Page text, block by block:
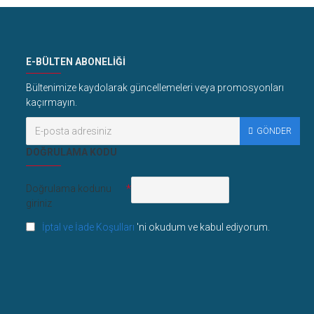
E-BÜLTEN ABONELIĞI
Bültenimize kaydolarak güncellemeleri veya promosyonları
kaçırmayın.
GÖNDER
DOĞRULAMA KODU
Doğrulama kodunu
giriniz
İptal ve İade Koşulları 'ni okudum ve kabul ediyorum.